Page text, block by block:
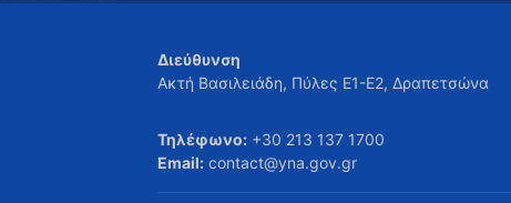
Διεύθυνση
Ακτή Βασιλειάδη, Πύλες Ε1-Ε2, Δραπετσώνα
Τηλέφωνο: +30 213 137 1700
Email: contact@yna.gov.gr